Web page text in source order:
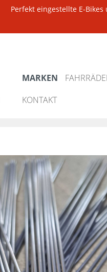
Perfekt eingestellte E-
MARKEN
KONTAKT